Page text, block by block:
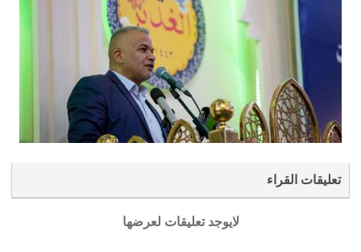
تعليقات القراء
لايوجد تعليقات لعرضها